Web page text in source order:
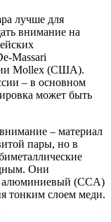
лучше для
внимание на
Massari
Mollex (США).
– в основном
может быть
– материал
пары, но в
Они
алюминиевый (CCA)
тонким слоем меди.